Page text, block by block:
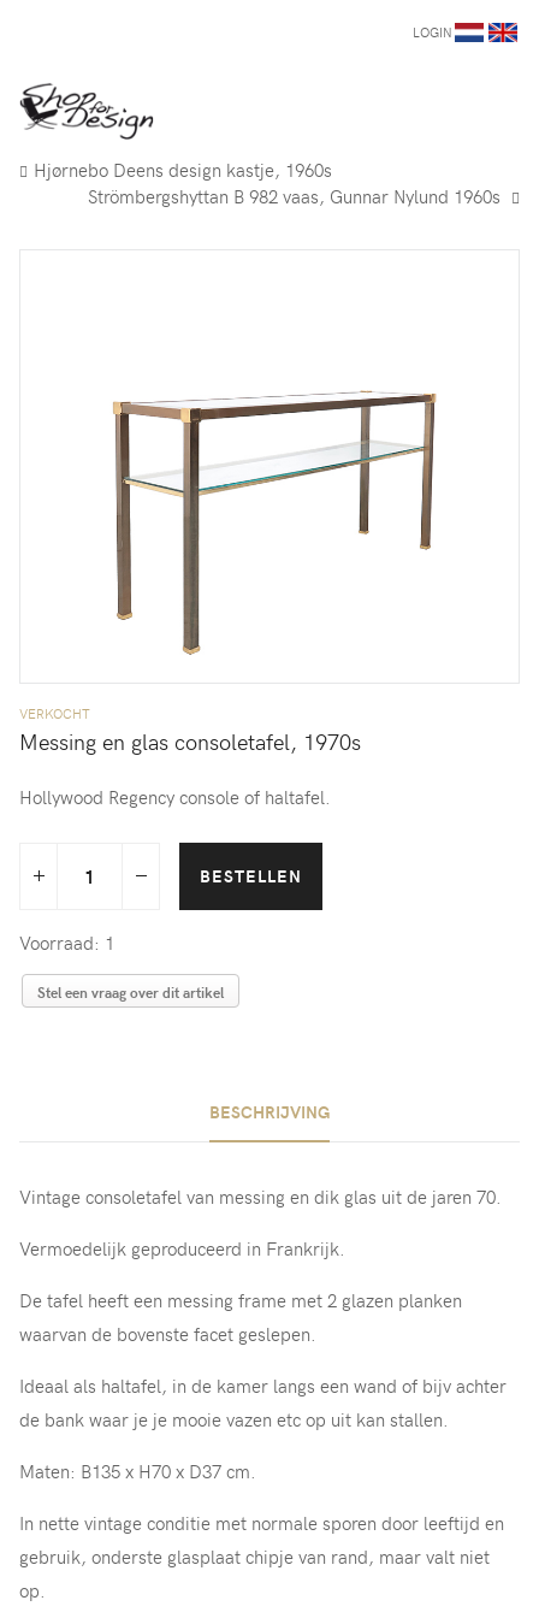
LOGIN
Hjørnebo Deens design kastje, 1960s
Strömbergshyttan B 982 vaas, Gunnar Nylund 1960s
VERKOCHT
Messing en glas consoletafel, 1970s
Hollywood Regency console of haltafel.
Voorraad: 1
Stel een vraag over dit artikel
BESCHRIJVING
Vintage consoletafel van messing en dik glas uit de jaren 70.
Vermoedelijk geproduceerd in Frankrijk.
De tafel heeft een messing frame met 2 glazen planken
waarvan de bovenste facet geslepen.
Ideaal als haltafel, in de kamer langs een wand of bijv achter
de bank waar je je mooie vazen etc op uit kan stallen.
Maten: B135 x H70 x D37 cm.
In nette vintage conditie met normale sporen door leeftijd en
gebruik, onderste glasplaat chipje van rand, maar valt niet
op.